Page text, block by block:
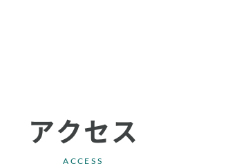
アクセス
ACCESS